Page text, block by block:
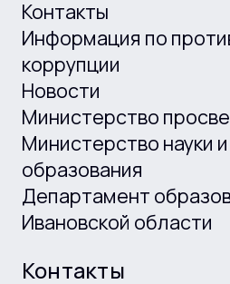
Контакты
Информация по
коррупции
Новости
Министерство
Министерство науки
образования
Департамент
Ивановской области
Контакты